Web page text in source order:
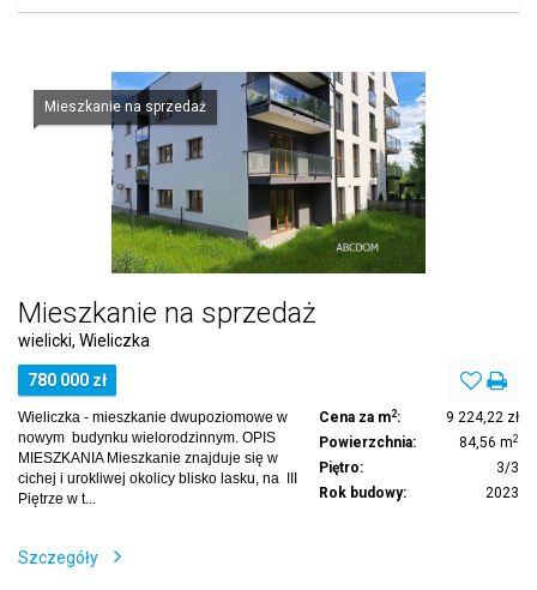
Mieszkanie na sprzedaż
Mieszkanie na sprzedaż
wielicki, Wieliczka
780 000 zł
Wieliczka - mieszkanie dwupoziomowe w
nowym budynku wielorodzinnym. OPIS
MIESZKANIA Mieszkanie znajduje się w
cichej i urokliwej okolicy blisko lasku, na III
Piętrze w t...
Cena za m2:
9 224,22 zł
Powierzchnia:
84,56 m2
Piętro:
3/3
Rok budowy:
2023
Szczegóły